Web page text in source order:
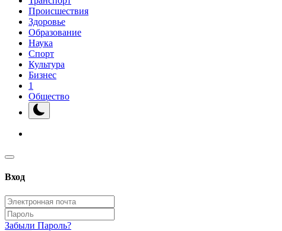
Происшествия
Здоровье
Образование
Наука
Спорт
Культура
Бизнес
1
Общество
Вход
Забыли Пароль?